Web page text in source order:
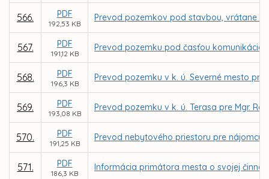
566. PDF
192,53 KB
Prevod pozemkov pod stavbou, vrátane
567. PDF
191,12 KB
Prevod pozemku pod časťou komunikácie
568. PDF
196,3 KB
Prevod pozemku v k. ú. Severné mesto
569. PDF
193,08 KB
Prevod pozemku v k. ú. Terasa pre Mgr.
570. PDF
191,25 KB
Prevod nebytového priestoru pre nájomcu
571. PDF
186,3 KB
Informácia primátora mesta o svojej